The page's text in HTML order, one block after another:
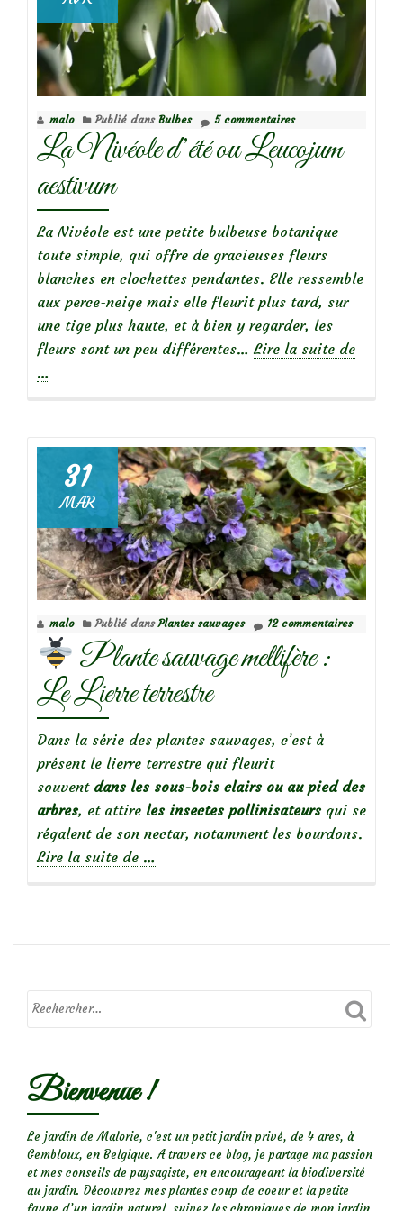
malo Publié dans Bulbes 5 commentaires
La Nivéole d’été ou Leucojum
aestivum
La Nivéole est une petite bulbeuse botanique
toute simple, qui offre de gracieuses fleurs
blanches en clochettes pendantes. Elle ressemble
aux perce-neige mais elle fleurit plus tard, sur
une tige plus haute, et à bien y regarder, les
fleurs sont un peu différentes… Lire la suite deà
ou
…
31
MAR
malo Publié dansPlantes sauvages 12 commentaires
Plante sauvage mellifère :
Le Lierre terrestre
Dans la série des plantes sauvages, c’est à
présent le lierre terrestre qui fleurit
souvent dans les sous-bois clairs ou au pied des
arbres, et attire les insectes pollinisateurs qui se
régalent de son nectar, notamment les bourdons.
Lire la suite de
Plante
mellifère
terrestre
…
Bienvenue !
Le jardin de Malorie, c'est un petit jardin privé, de 4 ares, à
Gembloux, en Belgique. A travers ce blog, je partage ma passion
et mes conseils de paysagiste, en encourageant la biodiversité
au jardin. Découvrez mes plantes coup de coeur et la petite